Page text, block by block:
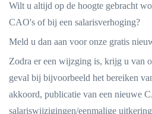
Wilt u altijd op de hoogte gebracht
CAO's of bij een salarisverhoging?
Meld u dan aan voor onze gratis
Zodra er een wijzging is, krijg u van
geval bij bijvoorbeeld het bereiken
akkoord, publicatie van een nieuwe
salariswijzigingen/eenmalige